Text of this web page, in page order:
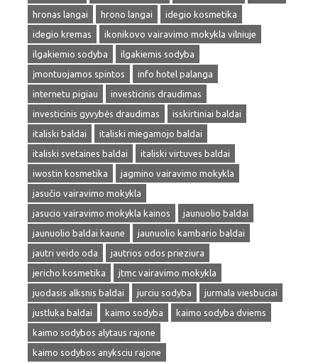
hronas langai
hrono langai
idegio kosmetika
idegio kremas
ikonikovo vairavimo mokykla vilniuje
ilgakiemio sodyba
ilgakiemis sodyba
įmontuojamos spintos
info hotel palanga
internetu pigiau
investicinis draudimas
investicinis gyvybės draudimas
isskirtiniai baldai
italiski baldai
italiski miegamojo baldai
italiski svetaines baldai
italiski virtuves baldai
iwostin kosmetika
jagmino vairavimo mokykla
jasučio vairavimo mokykla
jasucio vairavimo mokykla kainos
jaunuolio baldai
jaunuolio baldai kaune
jaunuolio kambario baldai
jautri veido oda
jautrios odos prieziura
jericho kosmetika
jtmc vairavimo mokykla
juodasis alksnis baldai
jurciu sodyba
jurmala viesbuciai
justluka baldai
kaimo sodyba
kaimo sodyba dviems
kaimo sodybos alytaus rajone
kaimo sodybos anyksciu rajone